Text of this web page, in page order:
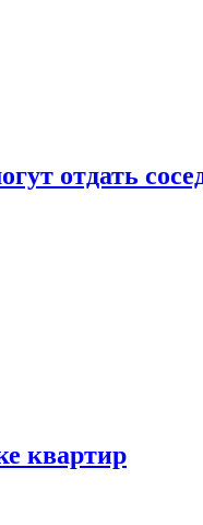
отдать
квартир